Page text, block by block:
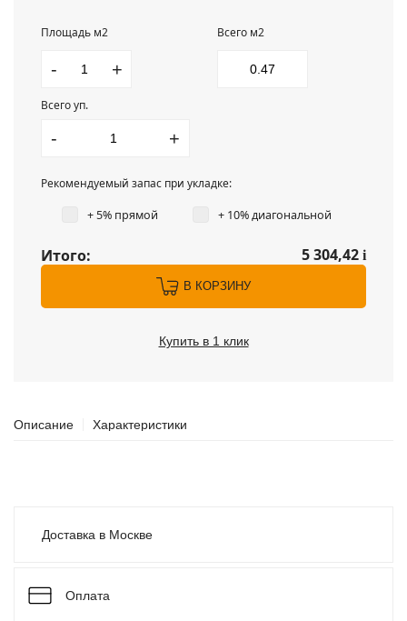
Площадь м2
- +
Всего м2
Всего уп.
- +
Рекомендуемый запас при укладке:
+ 5% прямой + 10% диагональной
Итого: 5 304,42 i
В КОРЗИНУ
Купить в 1 клик
Описание Характеристики
Доставка в Москве
Оплата